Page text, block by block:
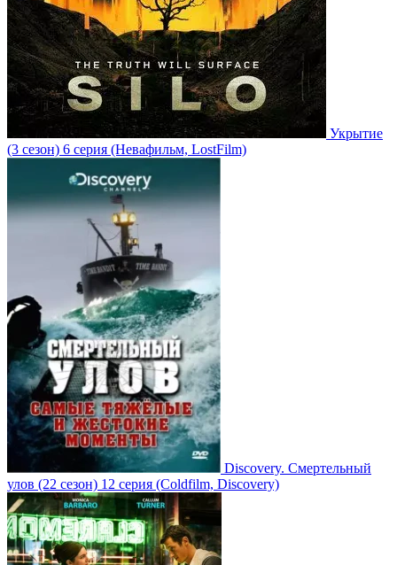
Укрытие
(3 сезон) 6 серия (Невафильм, LostFilm)
Discovery. Смертельный
улов (22 сезон) 12 серия (Coldfilm, Discovery)